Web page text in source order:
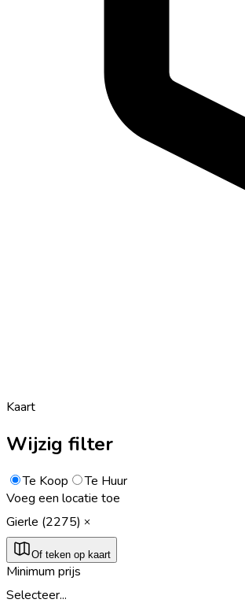
Kaart
Wijzig filter
Te Koop
Te Huur
Voeg een locatie toe
Gierle (2275)
Of teken op kaart
Minimum prijs
Selecteer...